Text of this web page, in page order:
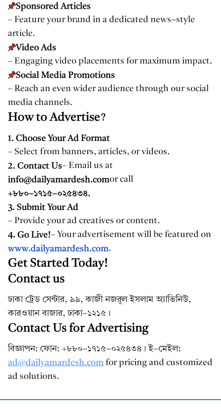
Sponsored Articles
– Feature your brand in a dedicated news-style
article.
Video Ads
– Engaging video placements for maximum impact.
Social Media Promotions
– Reach an even wider audience through our social
media channels.
How to Advertise?
1. Choose Your Ad Format
– Select from banners, articles, or videos.
2. Contact Us– Email us at
info@dailyamardesh.comor call
+৮৮০-১৭১৫-০২৫৪৩৪.
3. Submit Your Ad
– Provide your ad creatives or content.
4. Go Live!– Your advertisement will be featured on
www.dailyamardesh.com.
Get Started Today!
Contact us
ঢাকা ট্রেড সেন্টার, ৯৯, কাজী নজরুল ইসলাম অ্যাভিনিউ,
কারওয়ান বাজার, ঢাকা-১২১৫।
Contact Us for Advertising
বিজ্ঞাপন: ফোন: +৮৮০-১৭১৫-০২৫৪৩৪ । ই-মেইল:
ad@dailyamardesh.comfor pricing and customized
ad solutions.